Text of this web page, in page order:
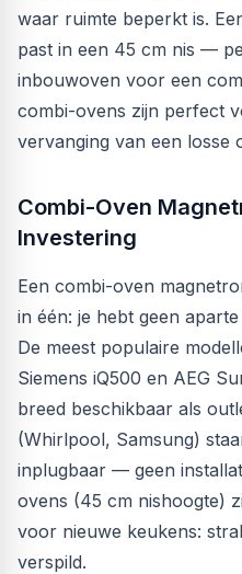
waar ruimte beperkt is.
past in een 45 cm nis —
inbouwoven voor een
combi-ovens zijn perfect
vervanging van een losse
Combi-Oven
Investering
Een combi-oven
in één: je hebt geen
De meest populaire
Siemens iQ500 en AEG
breed beschikbaar als
(Whirlpool, Samsung)
inplugbaar — geen
ovens (45 cm nishoogte)
voor nieuwe keukens:
verspild.